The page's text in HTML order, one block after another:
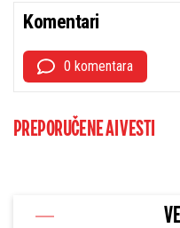
Komentari
0 komentara
PREPORUČENE AI VESTI